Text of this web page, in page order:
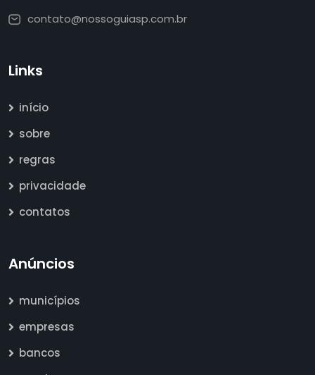
contato@nossoguiasp.com.br
Links
início
sobre
regras
privacidade
contatos
Anúncios
municípios
empresas
bancos